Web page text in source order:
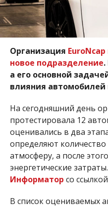
Организация
новое подразделение
а его основной
влияния
На сегодняшний день
протестировала 12
оценивались в два
определяют
атмосферу, а после
энергетические
Информатор со
В список оцениваемых